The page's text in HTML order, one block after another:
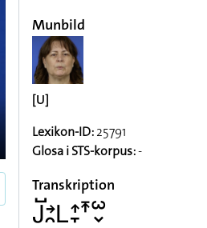
Munbild
[U]
Lexikon-ID:25791
Glosa i STS-korpus:-
Transkription
􌤢􌤹􌥔􌥘􌥈􌤴􌥙􌥵􌥱􌦀